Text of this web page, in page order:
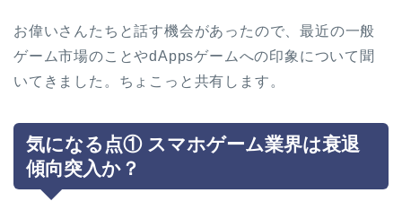
お偉いさんたちと話す機会があったので、最近の一般
ゲーム市場のことやdAppsゲームへの印象について聞
いてきました。ちょこっと共有します。
気になる点① スマホゲーム業界は衰退
傾向突入か？